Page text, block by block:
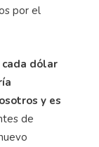
por el
cada dólar
y es
de